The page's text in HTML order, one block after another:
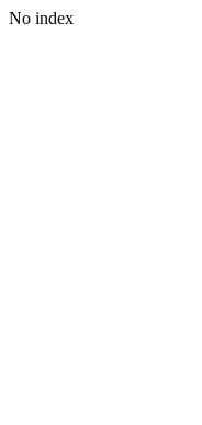
No index